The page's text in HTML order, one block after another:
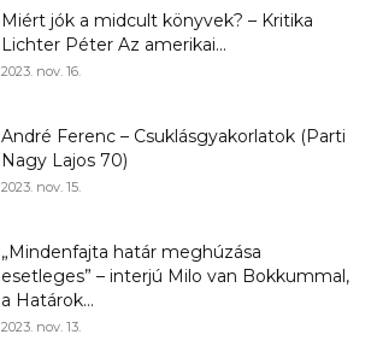
Miért jók a midcult könyvek? – Kritika
Lichter Péter Az amerikai...
2023. nov. 16.
André Ferenc – Csuklásgyakorlatok (Parti
Nagy Lajos 70)
2023. nov. 15.
„Mindenfajta határ meghúzása
esetleges” – interjú Milo van Bokkummal,
a Határok...
2023. nov. 13.